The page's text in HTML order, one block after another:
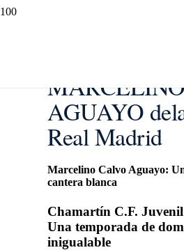
AGUAYO
Real Madrid
Marcelino Calvo Aguayo:
cantera blanca
Chamartín C.F.
Una temporada de
inigualable